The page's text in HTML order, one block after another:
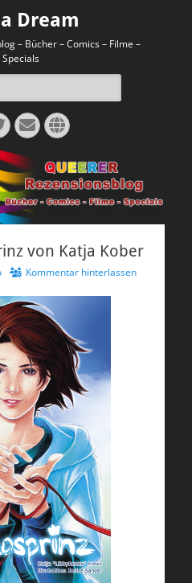
Dream
– Bücher – Comics – Filme –
Specials
E-
Mail
Website
von Katja Kober
Kommentar hinterlassen